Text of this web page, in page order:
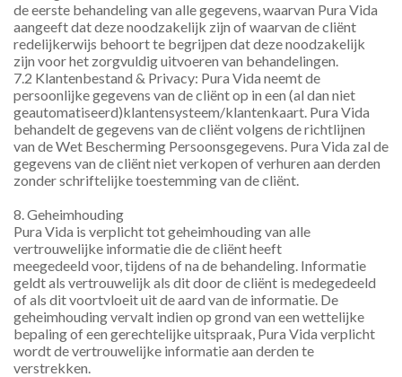
de eerste behandeling van alle gegevens, waarvan Pura Vida
aangeeft dat deze noodzakelijk zijn of waarvan de cliënt
redelijkerwijs behoort te begrijpen dat deze noodzakelijk
zijn voor het zorgvuldig uitvoeren van behandelingen.
7.2 Klantenbestand & Privacy: Pura Vida neemt de
persoonlijke gegevens van de cliënt op in een (al dan niet
geautomatiseerd)klantensysteem/klantenkaart. Pura Vida
behandelt de gegevens van de cliënt volgens de richtlijnen
van de Wet Bescherming Persoonsgegevens. Pura Vida zal de
gegevens van de cliënt niet verkopen of verhuren aan derden
zonder schriftelijke toestemming van de cliënt.
8. Geheimhouding
Pura Vida is verplicht tot geheimhouding van alle
vertrouwelijke informatie die de cliënt heeft
meegedeeld voor, tijdens of na de behandeling. Informatie
geldt als vertrouwelijk als dit door de cliënt is medegedeeld
of als dit voortvloeit uit de aard van de informatie. De
geheimhouding vervalt indien op grond van een wettelijke
bepaling of een gerechtelijke uitspraak, Pura Vida verplicht
wordt de vertrouwelijke informatie aan derden te
verstrekken.